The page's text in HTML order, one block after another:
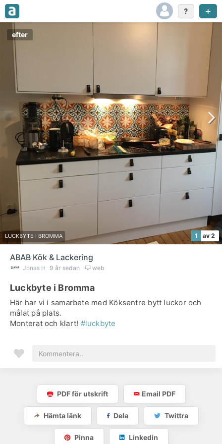
efter
LUCKBYTE I BROMMA 1 av 2
ABAB Kök & Lackering
Jonas H 9 år sedan web
Luckbyte i Bromma
Här har vi i samarbete med Köksentre bytt luckor och
målat på plats.
Monterat och klart! #luckbyte
PDF för utskrift Email PDF
Hämta länk Dela Twittra
Pinna Linkedin